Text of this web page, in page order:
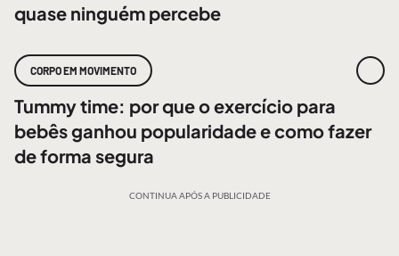
quase ninguém percebe
CORPO EM MOVIMENTO
Tummy time: por que o exercício para
bebês ganhou popularidade e como fazer
de forma segura
CONTINUA APÓS A PUBLICIDADE